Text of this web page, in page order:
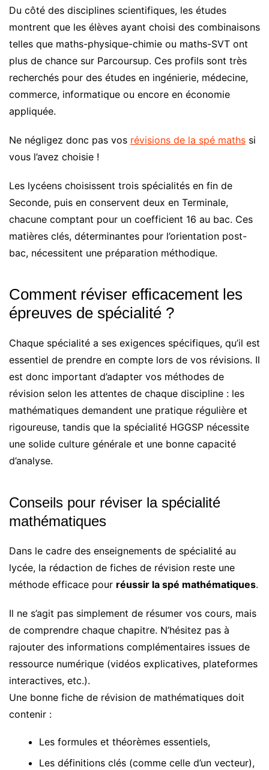
Du côté des disciplines scientifiques, les études
montrent que les élèves ayant choisi des combinaisons
telles que maths-physique-chimie ou maths-SVT ont
plus de chance sur Parcoursup. Ces profils sont très
recherchés pour des études en ingénierie, médecine,
commerce, informatique ou encore en économie
appliquée.
Ne négligez donc pas vos révisions de la spé maths si
vous l’avez choisie !
Les lycéens choisissent trois spécialités en fin de
Seconde, puis en conservent deux en Terminale,
chacune comptant pour un coefficient 16 au bac. Ces
matières clés, déterminantes pour l’orientation post-
bac, nécessitent une préparation méthodique.
Comment réviser efficacement les
épreuves de spécialité ?
Chaque spécialité a ses exigences spécifiques, qu’il est
essentiel de prendre en compte lors de vos révisions. Il
est donc important d’adapter vos méthodes de
révision selon les attentes de chaque discipline : les
mathématiques demandent une pratique régulière et
rigoureuse, tandis que la spécialité HGGSP nécessite
une solide culture générale et une bonne capacité
d’analyse.
Conseils pour réviser la spécialité
mathématiques
Dans le cadre des enseignements de spécialité au
lycée, la rédaction de fiches de révision reste une
méthode efficace pour réussir la spé mathématiques.
Il ne s’agit pas simplement de résumer vos cours, mais
de comprendre chaque chapitre. N’hésitez pas à
rajouter des informations complémentaires issues de
ressource numérique (vidéos explicatives, plateformes
interactives, etc.).
Une bonne fiche de révision de mathématiques doit
contenir :
Les formules et théorèmes essentiels,
Les définitions clés (comme celle d’un vecteur),